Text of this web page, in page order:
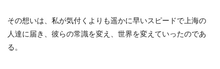
その想いは、私が気付くよりも遥かに早いスピードで上海の
人達に届き、彼らの常識を変え、世界を変えていったのであ
る。